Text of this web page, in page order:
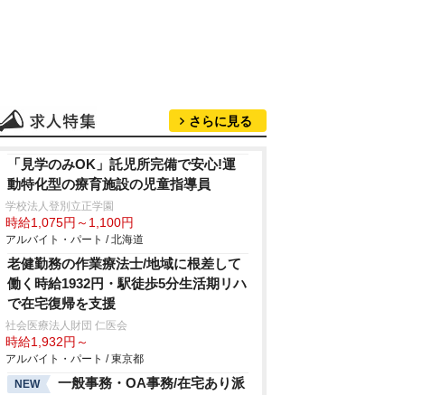
さらに見る
「見学のみOK」託児所完備で安心!運
動特化型の療育施設の児童指導員
学校法人登別立正学園
時給1,075円～1,100円
アルバイト・パート / 北海道
老健勤務の作業療法士/地域に根差して
働く時給1932円・駅徒歩5分生活期リハ
で在宅復帰を支援
社会医療法人財団 仁医会
時給1,932円～
アルバイト・パート / 東京都
NEW
一般事務・OA事務/在宅あり派